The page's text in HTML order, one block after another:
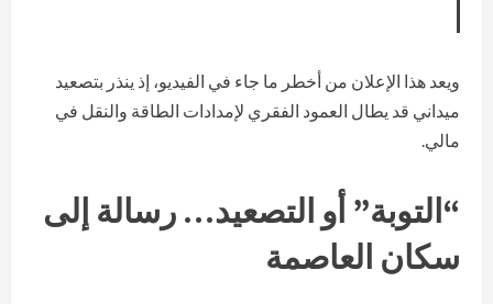
ويعد هذا الإعلان من أخطر ما جاء في الفيديو، إذ ينذر بتصعيد
ميداني قد يطال العمود الفقري لإمدادات الطاقة والنقل في
مالي.
“التوبة” أو التصعيد… رسالة إلى
سكان العاصمة